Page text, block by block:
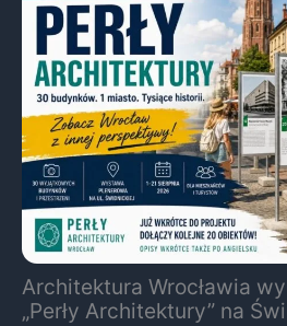
Architektura Wrocławia
„Perły Architektury” na